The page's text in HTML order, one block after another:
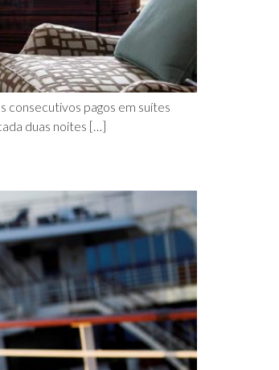
consecutivos pagos em suítes
duas noites […]